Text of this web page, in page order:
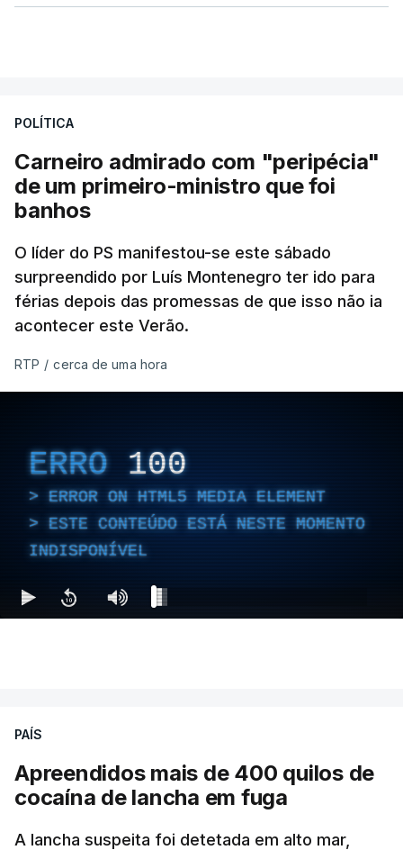
POLÍTICA
Carneiro admirado com "peripécia"
de um primeiro-ministro que foi
banhos
O líder do PS manifestou-se este sábado
surpreendido por Luís Montenegro ter ido para
férias depois das promessas de que isso não ia
acontecer este Verão.
RTP / cerca de uma hora
ERRO 100
ERROR ON HTML5 MEDIA ELEMENT
ESTE CONTEÚDO ESTÁ NESTE MOMENTO
INDISPONÍVEL
PAÍS
Apreendidos mais de 400 quilos de
cocaína de lancha em fuga
A lancha suspeita foi detetada em alto mar,